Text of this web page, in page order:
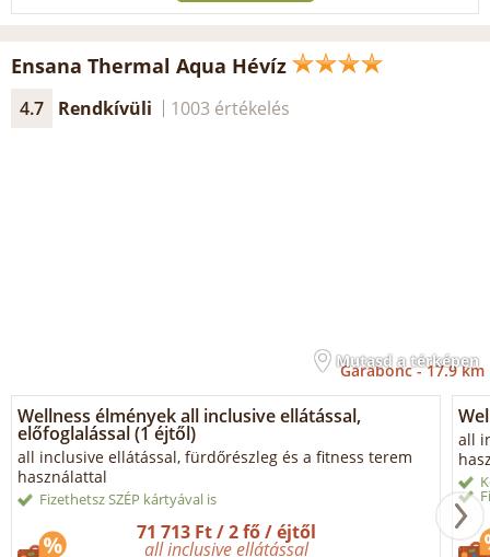
Ensana Thermal Aqua Hévíz
4.7 Rendkívüli 1003 értékelés
Mutasd a térképen
Garabonc -17.9 km
Wellness élmények all inclusive ellátással,
előfoglalással (1 éjtől)
all inclusive ellátással, fürdőrészleg és a fitness terem
használattal
Fizethetsz SZÉP kártyával is
71 713 Ft / 2 fő / éjtől
all inclusive ellátással
all